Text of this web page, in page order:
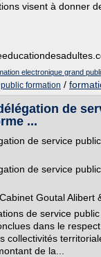
visent à donner
electronique grand
public formation /
de
...
de service
de service
Goutal Alibert
de service
dans le
collectivités
de la...